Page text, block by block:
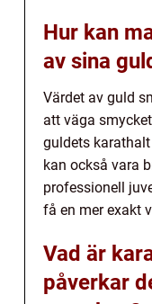
Hur kan
av sina
Värdet av guld
att väga
guldets
kan också vara
professionell
få en mer exakt
Vad är
påverkar